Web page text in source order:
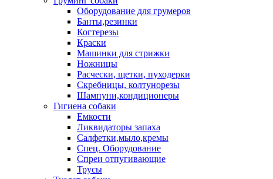
Оборудование для грумеров
Банты,резинки
Когтерезы
Краски
Машинки для стрижки
Ножницы
Расчески, щетки, пуходерки
Скребницы, колтунорезы
Шампуни,кондиционеры
Гигиена собаки
Емкости
Ликвидаторы запаха
Салфетки,мыло,кремы
Спец. Оборудование
Спреи отпугивающие
Трусы